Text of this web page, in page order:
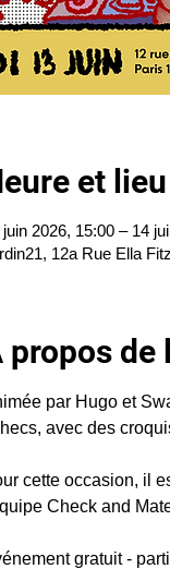
et lieu
juin 2026, 15:00 – 14
12a Rue Ella
propos de
par Hugo et
avec des
cette occasion, il
Check and
gratuit -